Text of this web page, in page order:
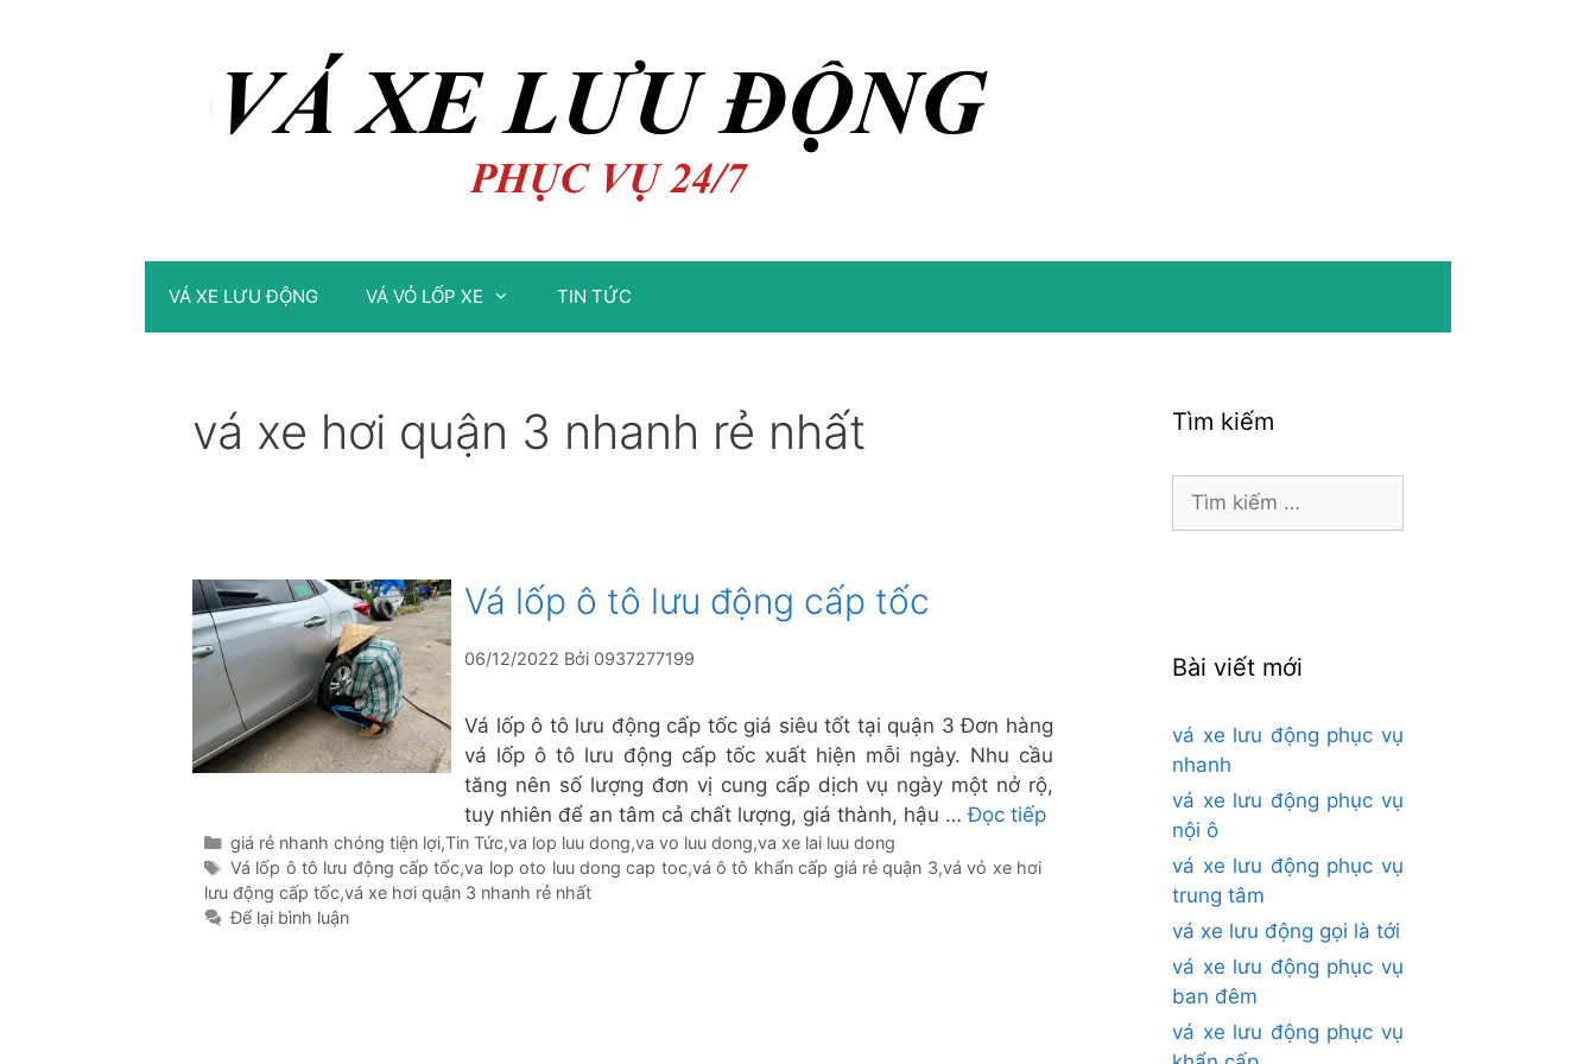
VÁ XE LƯU ĐỘNG VÁ VỎ LỐP XE TIN TỨC
vá xe hơi quận 3 nhanh rẻ nhất
Vá lốp ô tô lưu động cấp tốc
06/12/2022 Bởi 0937277199
Vá lốp ô tô lưu động cấp tốc giá siêu tốt tại quận 3 Đơn hàng
vá lốp ô tô lưu động cấp tốc xuất hiện mỗi ngày. Nhu cầu
tăng nên số lượng đơn vị cung cấp dịch vụ ngày một nở rộ,
tuy nhiên để an tâm cả chất lượng, giá thành, hậu …Đọc tiếp
Danh
mục
giá rẻ nhanh chóng tiện lợi,Tin Tức,va lop luu dong,va vo luu dong,va xe lai luu dong
Thẻ
Vá lốp ô tô lưu động cấp tốc,va lop oto luu dong cap toc,vá ô tô khẩn cấp giá rẻ quận 3,vá vỏ xe hơi
lưu động cấp tốc,vá xe hơi quận 3 nhanh rẻ nhất
Để lại bình luận
Tìm kiếm
Tìm
Bài viết mới
vá xe lưu động phục vụ
nhanh
vá xe lưu động phục vụ
nội ô
vá xe lưu động phục vụ
trung tâm
vá xe lưu động gọi là tới
vá xe lưu động phục vụ
ban đêm
vá xe lưu động phục vụ